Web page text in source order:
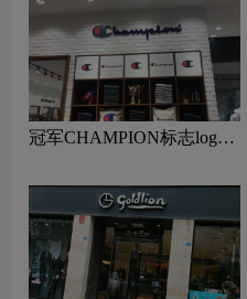
冠军CHAMPION标志logo